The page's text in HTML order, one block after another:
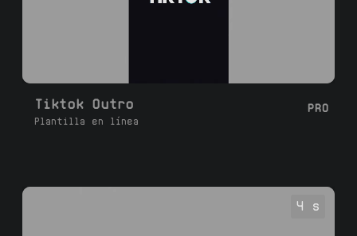
Tiktok Outro
Plantilla en línea
PRO
4 s